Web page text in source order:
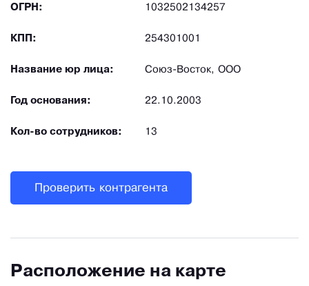
ОГРН: 1032502134257
КПП: 254301001
Название юр лица: Союз-Восток, ООО
Год основания: 22.10.2003
Кол-во сотрудников: 13
Проверить контрагента
Расположение на карте